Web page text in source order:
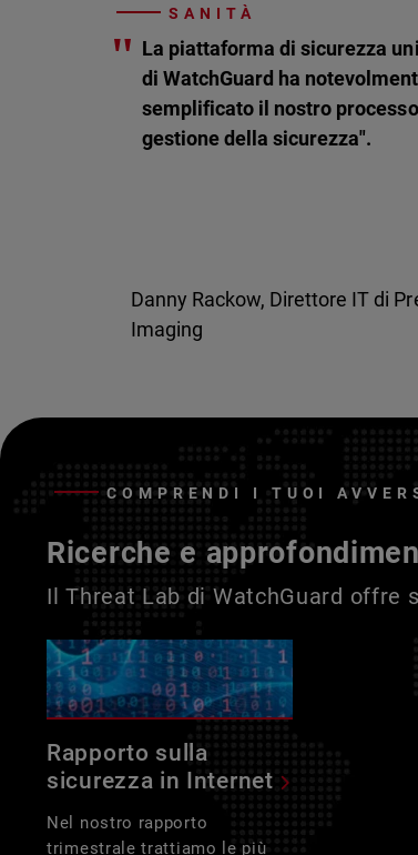
SANITÀ
" La piattaforma di sicurezza
di WatchGuard ha
semplificato il nostro
gestione della sicurezza".
Danny Rackow, Direttore IT di
Imaging
COMPRENDI I TUOI
Ricerche e
Il Threat Lab di WatchGuard offre
Rapporto sulla
sicurezza in Internet
Nel nostro rapporto
trimestrale trattiamo le più